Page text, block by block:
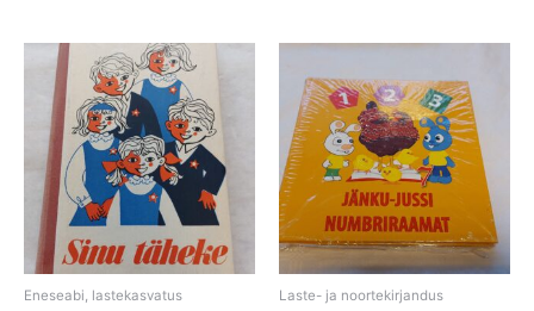
Eneseabi, lastekasvatus Laste- ja noortekirjandus